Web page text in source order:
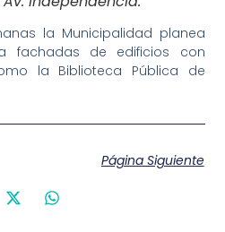
la Municipalidad planea
fachadas de edificios con
la Biblioteca Pública de
Página Siguiente